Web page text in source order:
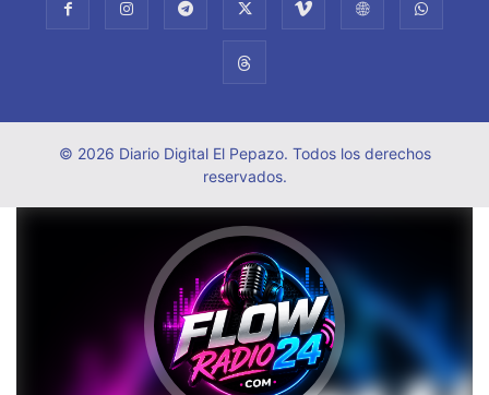
© 2026 Diario Digital El Pepazo. Todos los derechos
reservados.